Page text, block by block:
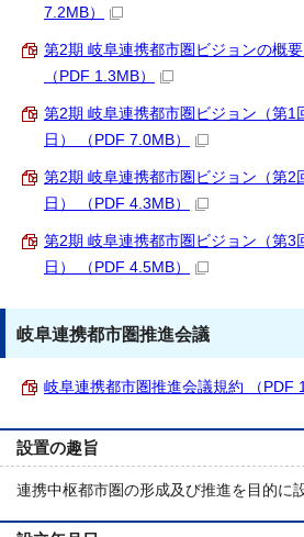
7.2MB）
第2期 岐阜連携都市圏ビジョンの概要
（PDF 1.3MB）
第2期 岐阜連携都市圏ビジョン（第1
日） （PDF 7.0MB）
第2期 岐阜連携都市圏ビジョン（第2
日） （PDF 4.3MB）
第2期 岐阜連携都市圏ビジョン（第3
日） （PDF 4.5MB）
岐阜連携都市圏推進会議
岐阜連携都市圏推進会議規約 （PDF
設置の趣旨
連携中枢都市圏の形成及び推進を目的に